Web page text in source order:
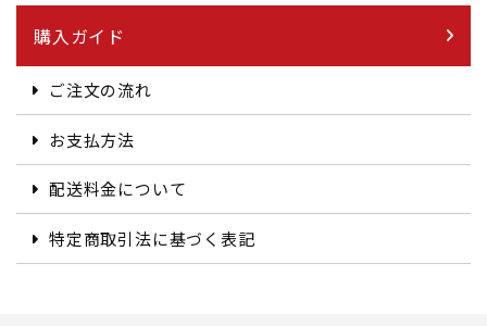
購入ガイド
ご注文の流れ
お支払方法
配送料金について
特定商取引法に基づく表記